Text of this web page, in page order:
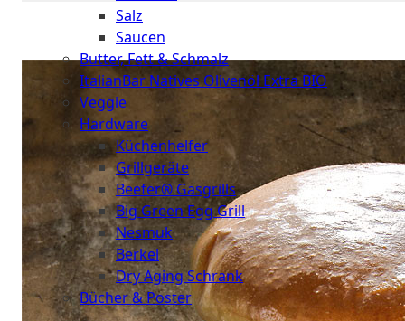
Salz
Saucen
Butter, Fett & Schmalz
ItalianBar Natives Olivenöl Extra BIO
Veggie
Hardware
Küchenhelfer
Grillgeräte
Beefer® Gasgrills
Big Green Egg Grill
Nesmuk
Berkel
Dry Aging Schrank
Bücher & Poster